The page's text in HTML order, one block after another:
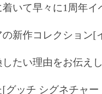
いて早々に1周年
の新作コレクション[
したい理由をお伝え
グッチ シグネチャ